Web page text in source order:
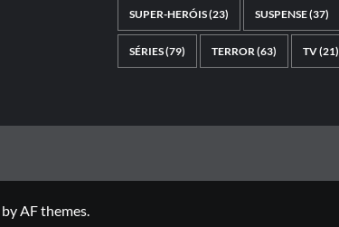
SUPER-HERÓIS(23) SUSPENSE(37)
SÉRIES(79) TERROR (63) TV(21)
by AF themes.